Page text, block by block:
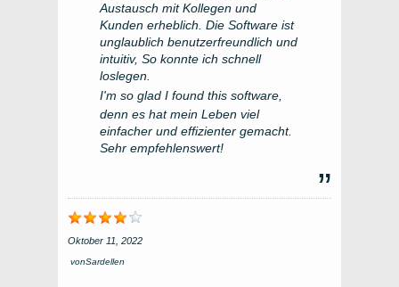
Austausch mit Kollegen und
Kunden erheblich. Die Software ist
unglaublich benutzerfreundlich und
intuitiv, So konnte ich schnell
loslegen.
I'm so glad I found this software,
denn es hat mein Leben viel
einfacher und effizienter gemacht.
Sehr empfehlenswert!
Oktober 11, 2022
vonSardellen